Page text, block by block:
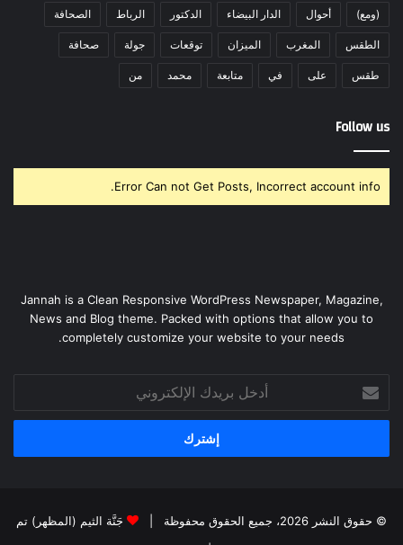
(ومع) أحوال الدار البيضاء الدكتور الرباط الصحافة
الطقس المغرب الميزان توقعات جولة صحافة
طقس على في متابعة محمد من
Follow us
Error Can not Get Posts, Incorrect account info.
Jannah is a Clean Responsive WordPress Newspaper, Magazine,
News and Blog theme. Packed with options that allow you to
completely customize your website to your needs.
بريدك
الإلكتروني
© حقوق النشر 2026، جميع الحقوق محفوظة |
جَنَّة الثيم (المظهر) تم